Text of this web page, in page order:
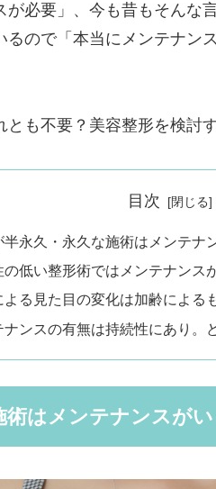
が必要」、今も昔もそん
ので「本当にメンテナン
も不要？美容整形を検討
目次
半永久・永久な施術はメンテナ
の低い整形術ではメンテナンス
よる見た目の変化は加齢による
ナンスの有無は持続性にあり。
術はメンテナンスが